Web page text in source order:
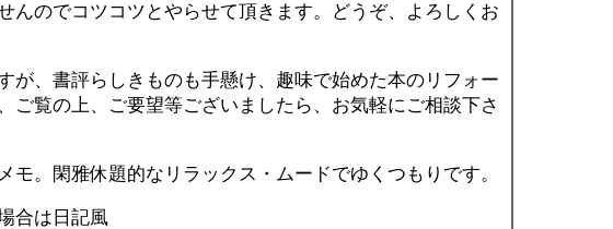
んのでコツコツとやらせて頂きます。どうぞ、よろしくお
、書評らしきものも手懸け、趣味で始めた本のリフォー
ご覧の上、ご要望等ございましたら、お気軽にご相談下さ
。閑雅休題的なリラックス・ムードでゆくつもりです。
合は日記風